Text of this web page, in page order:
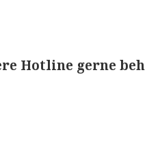
Hotline gerne